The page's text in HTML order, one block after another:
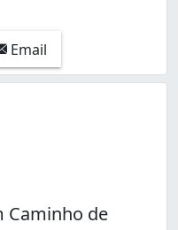
Email
Caminho de